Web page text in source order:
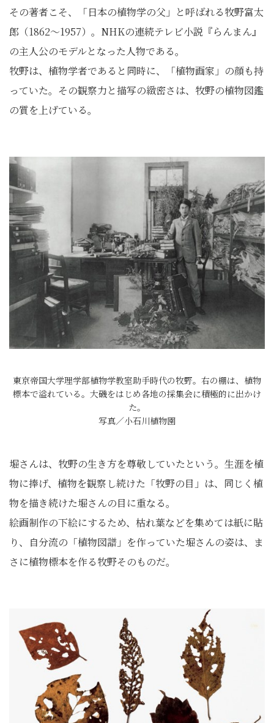
その著者こそ、「日本の植物学の父」と呼ばれる牧野富太
郎（1862～1957）。NHKの連続テレビ小説『らんまん』
の主人公のモデルとなった人物である。
牧野は、植物学者であると同時に、「植物画家」の顔も持
っていた。その観察力と描写の緻密さは、牧野の植物図鑑
の質を上げている。
東京帝国大学理学部植物学教室助手時代の牧野。右の棚は、植物
標本で溢れている。大磯をはじめ各地の採集会に積極的に出かけ
た。
写真／小石川植物園
堀さんは、牧野の生き方を尊敬していたという。生涯を植
物に捧げ、植物を観察し続けた「牧野の目」は、同じく植
物を描き続けた堀さんの目に重なる。
絵画制作の下絵にするため、枯れ葉などを集めては紙に貼
り、自分流の「植物図譜」を作っていた堀さんの姿は、ま
さに植物標本を作る牧野そのものだ。